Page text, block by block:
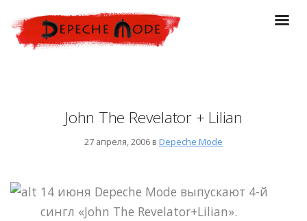
John The Revelator + Lilian
27 апреля, 2006 в Depeche Mode
14 июня Depeche Mode выпускают 4-й
сингл «John The Revelator+Lilian».